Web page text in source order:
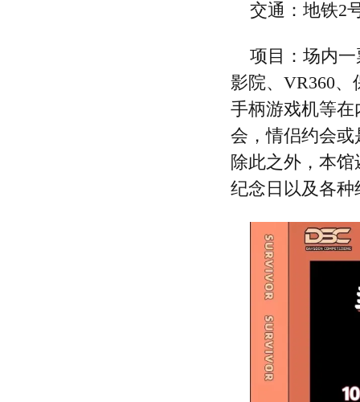
交通：地铁2
项目：场内
影院、VR360
手柄游戏机等在
会，情侣约会
除此之外，本
纪念日以及各